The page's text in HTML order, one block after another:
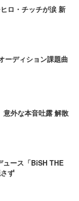
ロ・チッチが涙 新
ーディション課題曲
意外な本音吐露 解散
ュース「BiSH THE
ず